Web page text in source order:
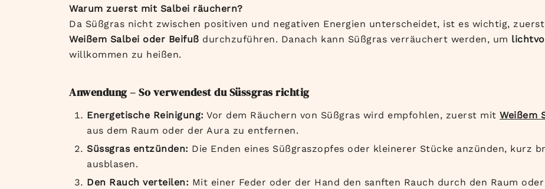
Warum zuerst mit Salbei räuchern?
Da Süßgras nicht zwischen positiven und negativen Energien unterscheidet, ist es wichtig,
Weißem Salbei oder Beifuß durchzuführen. Danach kann Süßgras verräuchert werden, um
willkommen zu heißen.
Anwendung – So verwendest du Süssgras richtig
Energetische Reinigung: Vor dem Räuchern von Süßgras wird empfohlen, zuerst mit Weißem
aus dem Raum oder der Aura zu entfernen.
Süssgras entzünden: Die Enden eines Süßgraszopfes oder kleinerer Stücke anzünden, kurz
ausblasen.
Den Rauch verteilen: Mit einer Feder oder der Hand den sanften Rauch durch den Raum